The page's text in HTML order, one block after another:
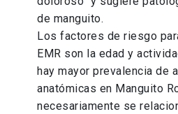
de manguito.
Los factores de riesgo
EMR son la edad y
hay mayor prevalencia de
anatómicas en Manguito
necesariamente se